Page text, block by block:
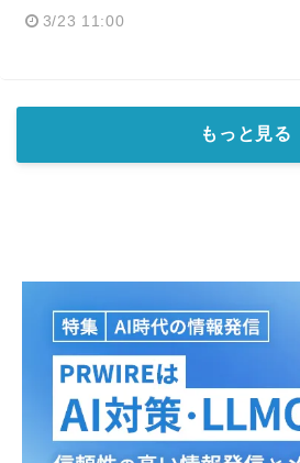
3/23 11:00
もっと見る